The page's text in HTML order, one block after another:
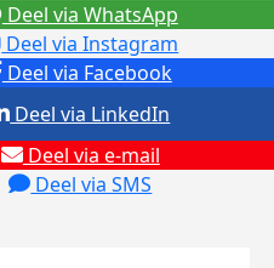
Deel via Facebook
Deel via Instagram
Deel via e-mail
Deel via SMS
Deel via LinkedIn
Deel via WhatsApp